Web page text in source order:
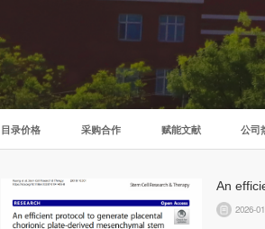
目录价格 采购合作 赋能文献 公司
2026-